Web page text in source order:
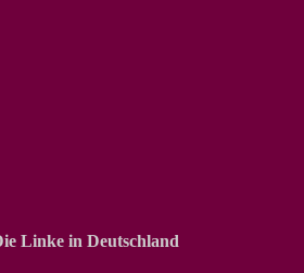
Linke in Deutschland